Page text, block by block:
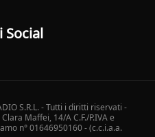
Social
S.R.L. - Tutti i diritti riservati -
Maffei, 14/A C.F./P.IVA e
n° 01646950160 - (c.c.i.a.a.